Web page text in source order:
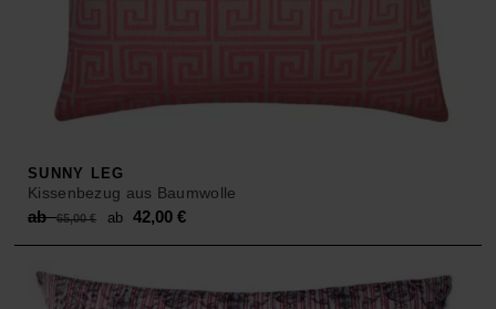
SUNNY LEG
Kissenbezug aus Baumwolle
ab65,00€
Original
price
ab 65,00 €.
ab 42,00 €Current
price
ab 42,00 €.